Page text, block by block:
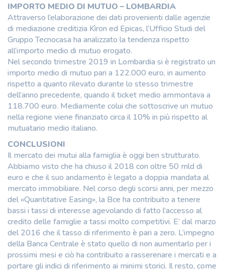
IMPORTO MEDIO DI MUTUO – LOMBARDIA
Attraverso l’elaborazione dei dati provenienti dalle agenzie
di mediazione creditizia Kìron ed Epicas, l’Ufficio Studi del
Gruppo Tecnocasa ha analizzato la tendenza rispetto
all’importo medio di mutuo erogato.
Nel secondo trimestre 2019 in Lombardia si è registrato un
importo medio di mutuo pari a 122.000 euro, in aumento
rispetto a quanto rilevato durante lo stesso trimestre
dell’anno precedente, quando il ticket medio ammontava a
118.700 euro. Mediamente colui che sottoscrive un mutuo
nella regione viene finanziato circa il 10% in più rispetto al
mutuatario medio italiano.
CONCLUSIONI
Il mercato dei mutui alla famiglia è oggi ben strutturato.
Abbiamo visto che ha chiuso il 2018 con oltre 50 mld di
euro e che il suo andamento è legato a doppia mandata al
mercato immobiliare. Nel corso degli scorsi anni, per mezzo
del «Quantitative Easing», la Bce ha contribuito a tenere
bassi i tassi di interesse agevolando di fatto l’accesso al
credito delle famiglie a tassi molto competitivi. E’ dal marzo
del 2016 che il tasso di riferimento è pari a zero. L’impegno
della Banca Centrale è stato quello di non aumentarlo per i
prossimi mesi e ciò ha contribuito a rasserenare i mercati e a
portare gli indici di riferimento ai minimi storici. Il resto, come